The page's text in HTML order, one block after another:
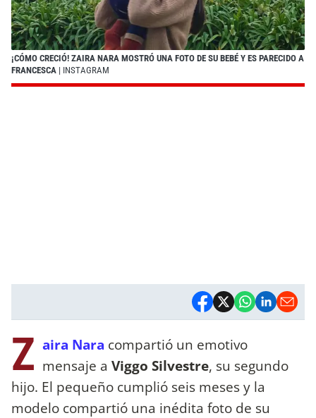
¡CÓMO CRECIÓ! ZAIRA NARA MOSTRÓ UNA FOTO DE SU BEBÉ Y ES PARECIDO A
FRANCESCA | INSTAGRAM
Z aira Nara compartió un emotivo
mensaje a Viggo Silvestre, su segundo
hijo. El pequeño cumplió seis meses y la
modelo compartió una inédita foto de su